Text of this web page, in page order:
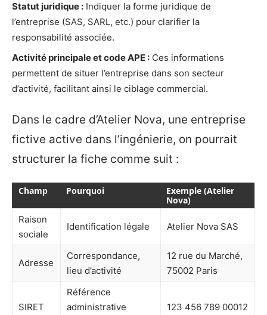
Statut juridique : Indiquer la forme juridique de
l’entreprise (SAS, SARL, etc.) pour clarifier la
responsabilité associée.
Activité principale et code APE : Ces informations
permettent de situer l’entreprise dans son secteur
d’activité, facilitant ainsi le ciblage commercial.
Dans le cadre d’Atelier Nova, une entreprise
fictive active dans l’ingénierie, on pourrait
structurer la fiche comme suit :
Champ Pourquoi
Exemple (Atelier
Nova)
Raison
sociale
Identification légale Atelier Nova SAS
Adresse
Correspondance,
lieu d’activité
12 rue du Marché,
75002 Paris
SIRET
Référence
administrative
123 456 789 00012